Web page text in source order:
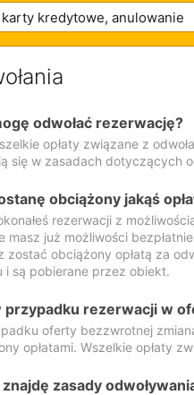
odwołać rezerwację?
opłaty związane z
się w zasadach dotyczących
obciążony jakąś
rezerwacji z
masz już możliwości
zostać obciążony opłatą za
i są pobierane przez obiekt.
przypadku rezerwacji w
oferty bezzwrotnej
opłatami. Wszelkie opłaty
zasady